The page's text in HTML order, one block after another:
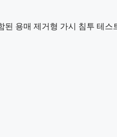
된 용매 제거형 가시 침투 테스